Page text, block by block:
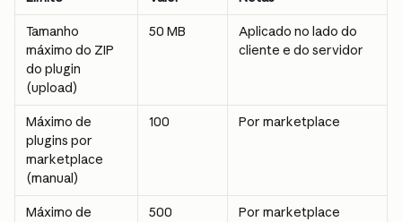
Tamanho
máximo do ZIP
do plugin
(upload)
50 MB
Aplicado no lado do
cliente e do servidor
Máximo de
plugins por
marketplace
(manual)
100 Por marketplace
Máximo de
500 Por marketplace